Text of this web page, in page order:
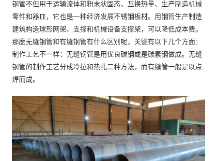
钢管不但用于运输流体和粉末状固态、互换热量、生产制造机械
零件和器皿，它也是一种经济发展不锈钢板材。用钢管生产制造
建筑构造球形网架、支撑和机械设备支撑架，可以降低成本费。
那麼无缝钢管和有缝钢管有什么区别呢，关键有以下几个方面：
制作工艺不一样：无缝钢管是用优良碳钢或是碳素钢做成。无缝
钢管的制作工艺分成冷拉和热扎二种方法，而有缝管一般是以点
焊而成。